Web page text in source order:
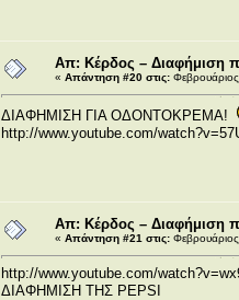
Απ: Κέρδος – Διαφήμιση
« Απάντηση #20 στις:
ΔΙΑΦΗΜΙΣΗ ΓΙΑ ΟΔΟΝΤΟΚΡΕΜΑ!
http://www.youtube.com/
Απ: Κέρδος – Διαφήμιση
« Απάντηση #21 στις:
http://www.youtube.com/
ΔΙΑΦΗΜΙΣΗ ΤΗΣ PEPSI